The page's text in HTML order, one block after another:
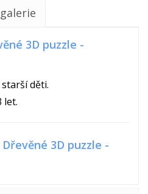
3D puzzle -
děti.
let.
3D puzzle -